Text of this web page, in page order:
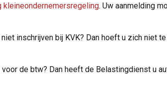
. Uw aanmelding
inschrijven bij KVK? Dan hoeft u zich niet
de btw? Dan heeft de Belastingdienst u